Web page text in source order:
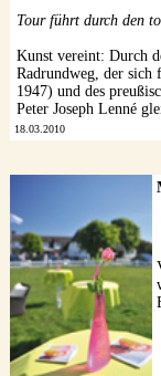
Tour führt durch den
Kunst vereint: Durch
Radrundweg, der sich
1947) und des
Peter Joseph Lenné
18.03.2010